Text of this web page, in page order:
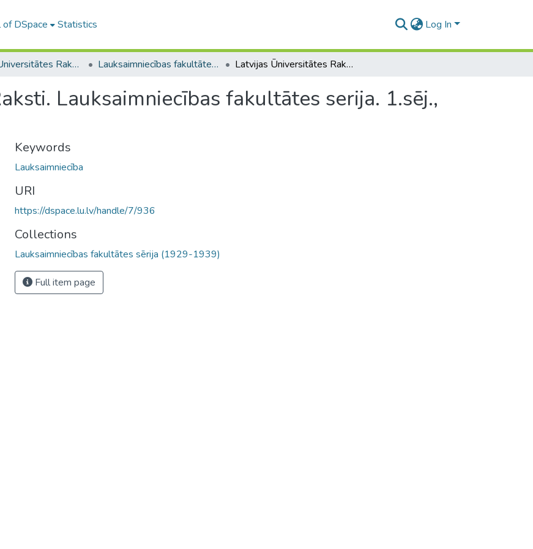
DSpace Statistics Log In
Latvijas Universitātes Raksti (1923–1943) Lauksaimniecības fakultātes sērija (1929-1939) Latvijas Ūniversitātes Raksti. Lauksaimniecības fakultātes serija. 1.sēj., No.10-11
Lauksaimniecības fakultātes serija. 1.sēj.,
Keywords
Lauksaimniecība
URI
https://dspace.lu.lv/handle/7/936
Collections
Lauksaimniecības fakultātes sērija (1929-1939)
Full item page